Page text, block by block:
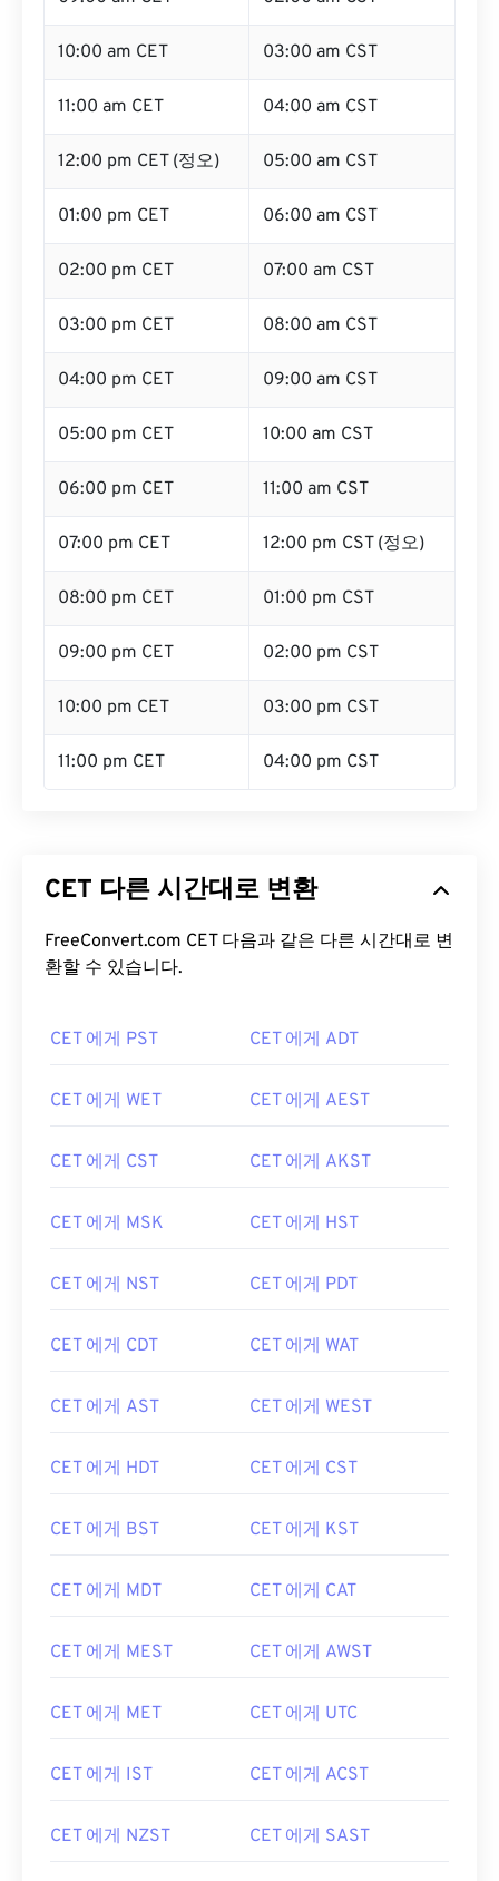
10:00 am CET 03:00 am CST
11:00 am CET 04:00 am CST
12:00 pm CET (정오) 05:00 am CST
01:00 pm CET 06:00 am CST
02:00 pm CET 07:00 am CST
03:00 pm CET 08:00 am CST
04:00 pm CET 09:00 am CST
05:00 pm CET 10:00 am CST
06:00 pm CET 11:00 am CST
07:00 pm CET 12:00 pm CST (정오)
08:00 pm CET 01:00 pm CST
09:00 pm CET 02:00 pm CST
10:00 pm CET 03:00 pm CST
11:00 pm CET 04:00 pm CST
CET 다른 시간대로 변환
FreeConvert.com CET 다음과 같은 다른 시간대로 변
환할 수 있습니다.
CET 에게 PST CET 에게 ADT
CET 에게 WET CET 에게 AEST
CET 에게 CST CET 에게 AKST
CET 에게 MSK CET 에게 HST
CET 에게 NST CET 에게 PDT
CET 에게 CDT CET 에게 WAT
CET 에게 AST CET 에게 WEST
CET 에게 HDT CET 에게 CST
CET 에게 BST CET 에게 KST
CET 에게 MDT CET 에게 CAT
CET 에게 MEST CET 에게 AWST
CET 에게 MET CET 에게 UTC
CET 에게 IST CET 에게 ACST
CET 에게 NZST CET 에게 SAST